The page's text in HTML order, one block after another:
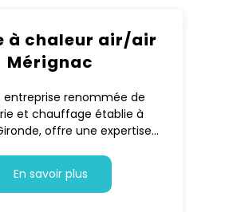
à chaleur air/air
Mérignac
entreprise renommée de
et chauffage établie à
offre une expertise...
En savoir plus